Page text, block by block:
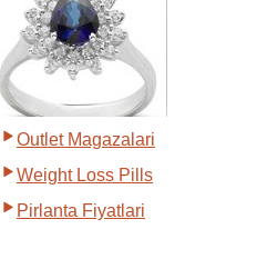
Outlet Magazalari
Weight Loss Pills
Pirlanta Fiyatlari